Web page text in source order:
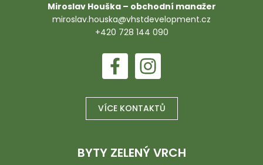
Miroslav Houška – obchodní manažer
miroslav.houska@vhstdevelopment.cz
+420 728 144 090
VÍCE KONTAKTŮ
BYTY ZELENÝ VRCH